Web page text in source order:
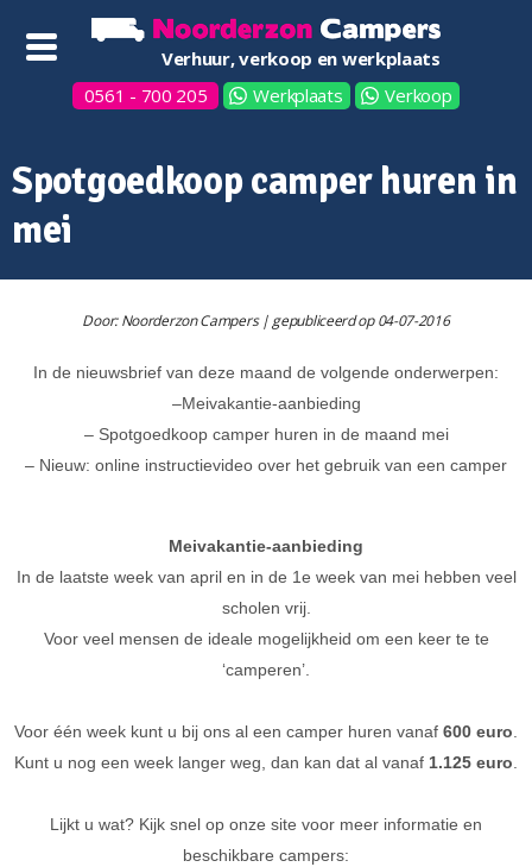
Verhuur, verkoop en werkplaats
0561 - 700 205
Werkplaats Verkoop
Spotgoedkoop camper huren in
mei
Door: Noorderzon Campers | gepubliceerd op 04-07-2016
In de nieuwsbrief van deze maand de volgende onderwerpen:
–Meivakantie-aanbieding
– Spotgoedkoop camper huren in de maand mei
– Nieuw: online instructievideo over het gebruik van een camper
Meivakantie-aanbieding
In de laatste week van april en in de 1e week van mei hebben veel
scholen vrij.
Voor veel mensen de ideale mogelijkheid om een keer te te
‘camperen’.
Voor één week kunt u bij ons al een camper huren vanaf 600 euro.
Kunt u nog een week langer weg, dan kan dat al vanaf 1.125 euro.
Lijkt u wat? Kijk snel op onze site voor meer informatie en
beschikbare campers: